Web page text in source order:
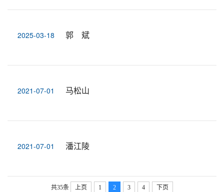
2025-03-18 郭 斌
2021-07-01 马松山
2021-07-01 潘江陵
共35条 上页 1 2 3 4 下页